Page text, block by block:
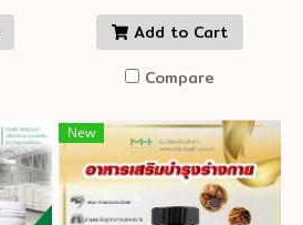
Add to Cart
Compare
New